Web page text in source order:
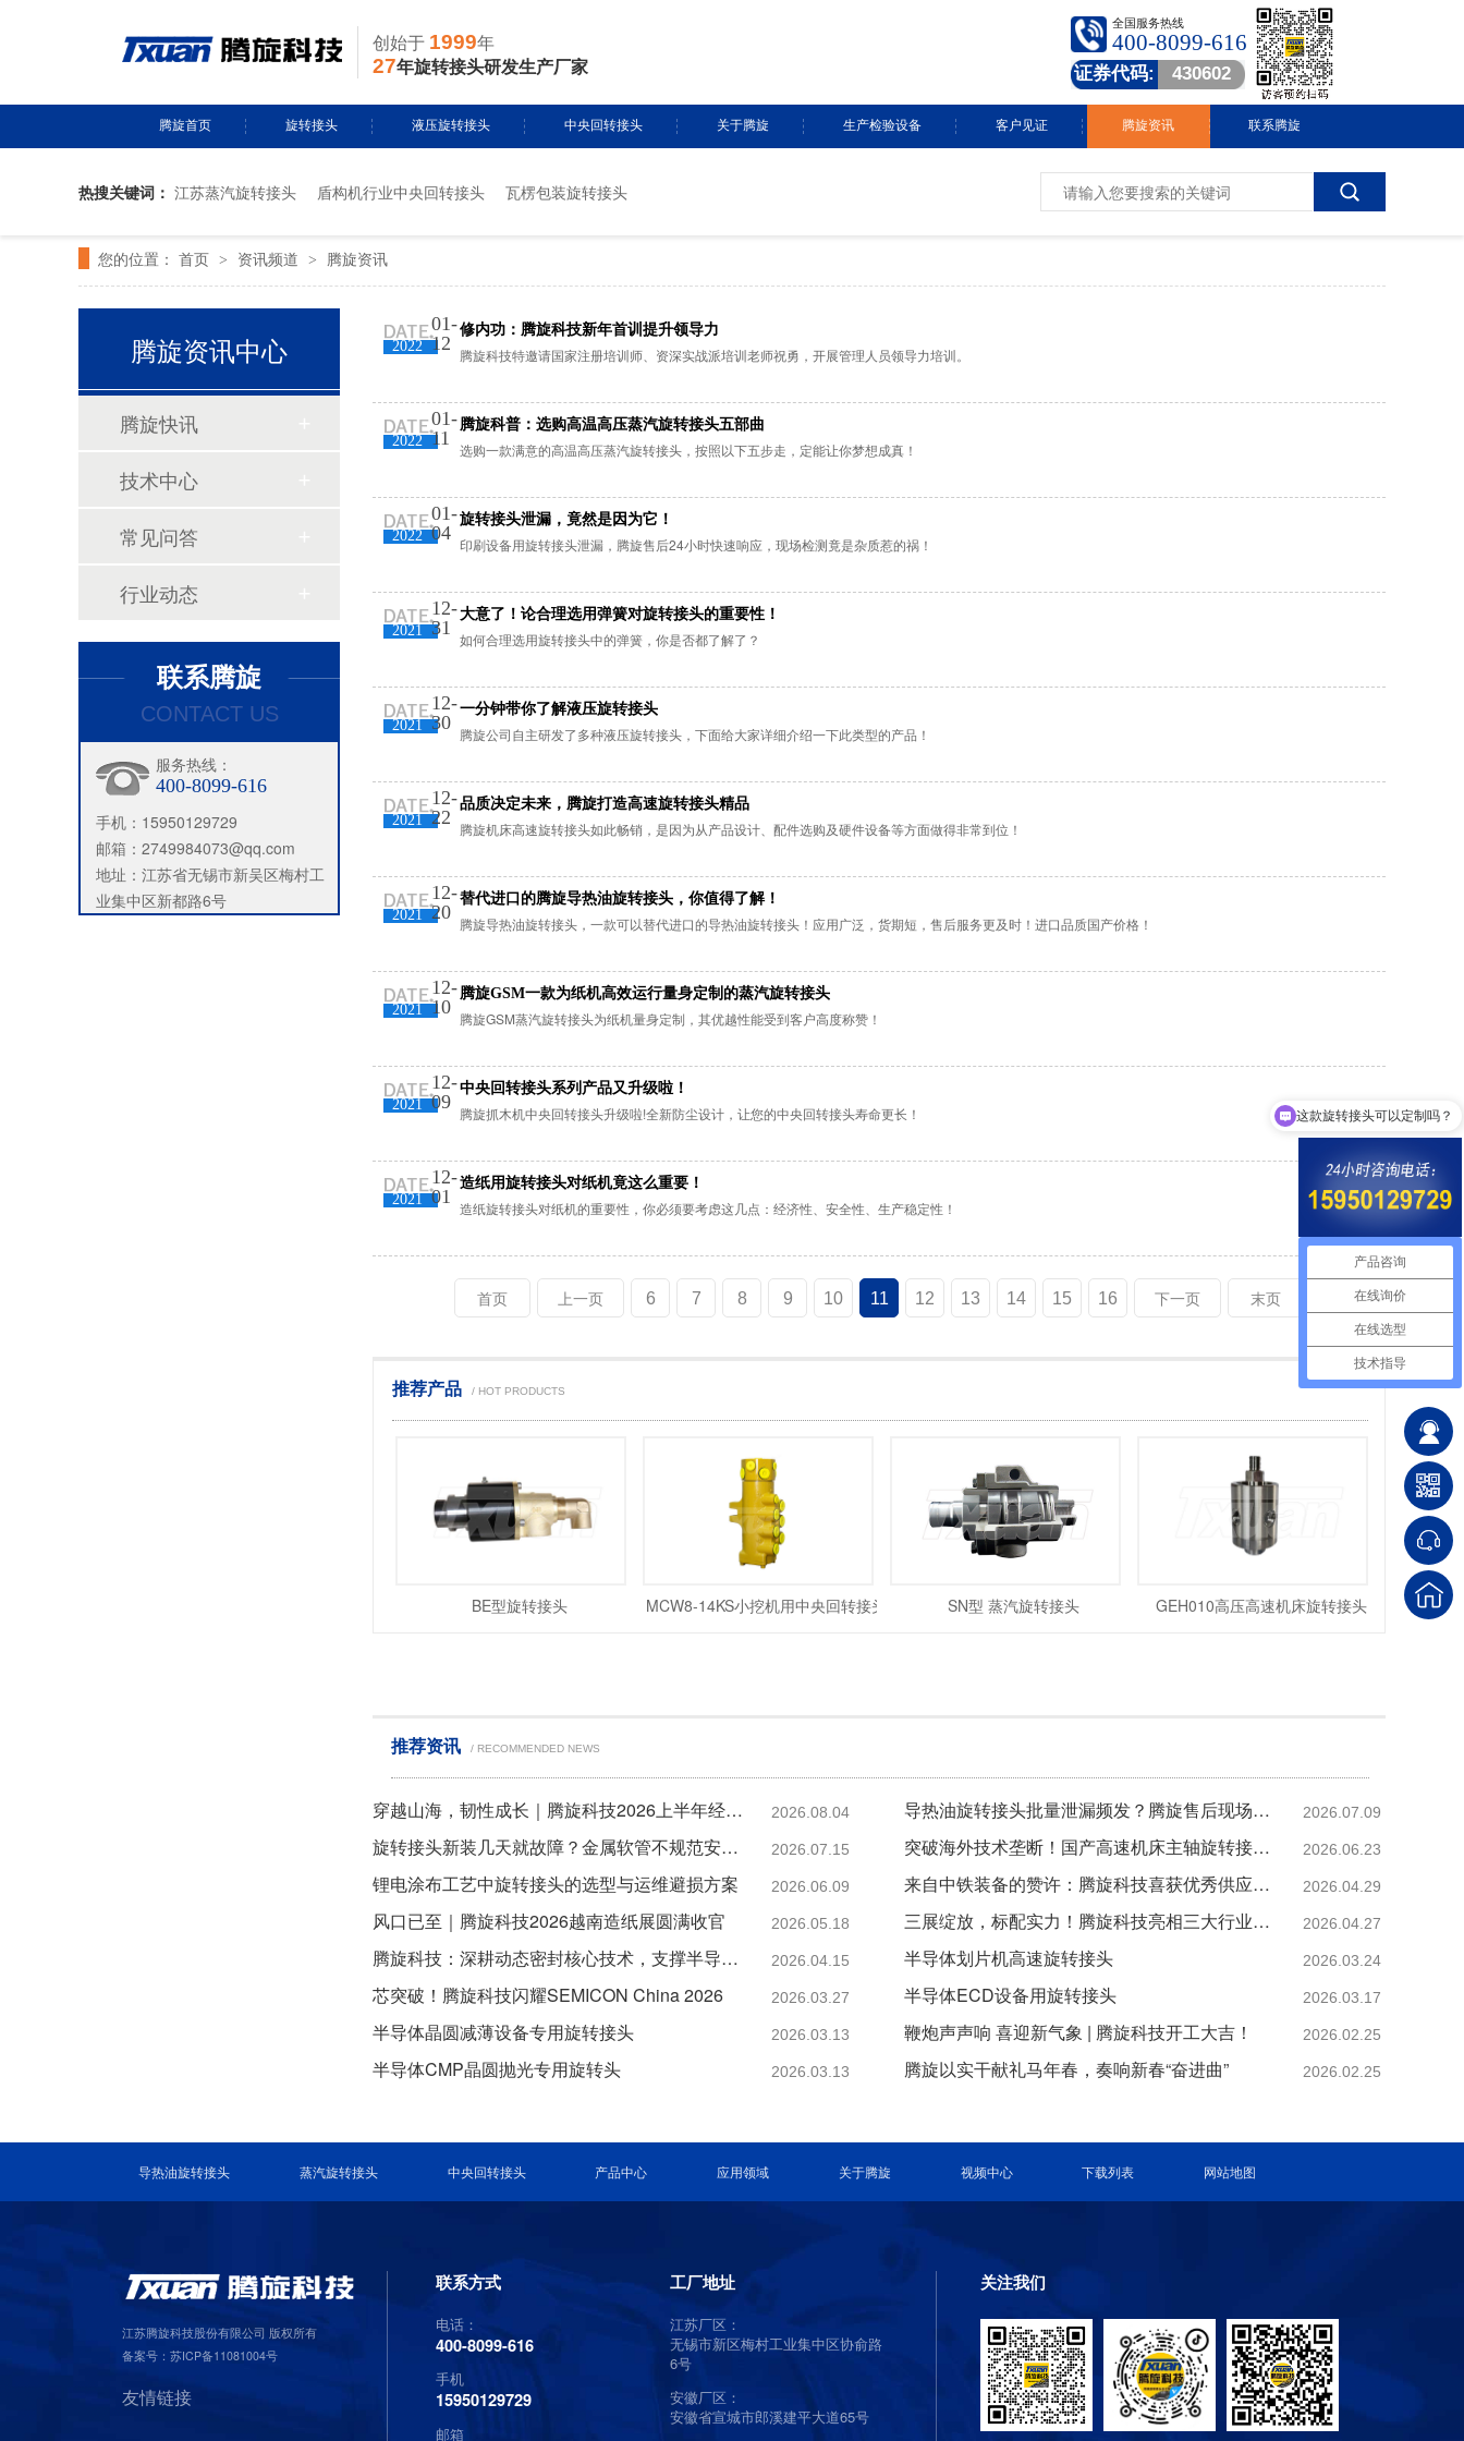
创始于 1999年
27年旋转接头研发生产厂家
全国服务热线
400-8099-616
证券代码: 430602
腾旋首页 旋转接头
水用旋转接头
导热油旋转接头
液压旋转接头
风电液压滑环
多通路旋转接头定制
关节接头
中央回转接头
挖掘机旋转接头
盾构机旋转接头
起重机旋转接头
属具旋转接头
高空作业车旋转接头
关于腾旋 生产检验设备 客户见证 腾旋资讯
腾旋快讯
联系腾旋
热搜关键词： 江苏蒸汽旋转接头 盾构机行业中央回转接头 瓦楞包装旋转接头
您的位置： 首页 > 资讯频道 > 腾旋资讯
2022
01-
12
修内功：腾旋科技新年首训提升领导力
腾旋科技特邀请国家注册培训师、资深实战派培训老师祝勇，开展管理人员领导力培训。
2022
01-
11
腾旋科普：选购高温高压蒸汽旋转接头五部曲
选购一款满意的高温高压蒸汽旋转接头，按照以下五步走，定能让你梦想成真！
2022
01-
04
旋转接头泄漏，竟然是因为它！
印刷设备用旋转接头泄漏，腾旋售后24小时快速响应，现场检测竟是杂质惹的祸！
2021
12-
31
大意了！论合理选用弹簧对旋转接头的重要性！
如何合理选用旋转接头中的弹簧，你是否都了解了？
2021
12-
30
一分钟带你了解液压旋转接头
腾旋公司自主研发了多种液压旋转接头，下面给大家详细介绍一下此类型的产品！
2021
12-
22
品质决定未来，腾旋打造高速旋转接头精品
腾旋机床高速旋转接头如此畅销，是因为从产品设计、配件选购及硬件设备等方面做得非常到位！
2021
12-
20
替代进口的腾旋导热油旋转接头，你值得了解！
腾旋导热油旋转接头，一款可以替代进口的导热油旋转接头！应用广泛，货期短，售后服务更及时！进口品质国产价格！
2021
12-
10
腾旋GSM一款为纸机高效运行量身定制的蒸汽旋转接头
腾旋GSM蒸汽旋转接头为纸机量身定制，其优越性能受到客户高度称赞！
2021
12-
09
中央回转接头系列产品又升级啦！
腾旋抓木机中央回转接头升级啦!全新防尘设计，让您的中央回转接头寿命更长！
2021
12-
01
造纸用旋转接头对纸机竟这么重要！
造纸旋转接头对纸机的重要性，你必须要考虑这几点：经济性、安全性、生产稳定性！
首页 上一页 6 7 8 9 10 11 12 13 14 15 16 下一页 末页
推荐产品 / HOT PRODUCTS
BE型旋转接头 MCW8-14KS小挖机用中央回转接头 SN型 蒸汽旋转接头 GEH010高压高速机床旋转接头
推荐资讯 / RECOMMENDED NEWS
穿越山海，韧性成长｜腾旋科技2026上半年经营分析会顺利召开 2026.08.04
旋转接头新装几天就故障？金属软管不规范安装是主因 2026.07.15
导热油旋转接头批量泄漏频发？腾旋售后现场拆解揭秘两大核心诱因 2026.07.09
突破海外技术垄断！国产高速机床主轴旋转接头36000转高转速自主可控 2026.06.23
锂电涂布工艺中旋转接头的选型与运维避损方案 2026.06.09
风口已至｜腾旋科技2026越南造纸展圆满收官 2026.05.18
来自中铁装备的赞许：腾旋科技喜获优秀供应商奖+质量标杆奖 2026.04.29
三展绽放，标配实力！腾旋科技亮相三大行业盛会 2026.04.27
腾旋科技：深耕动态密封核心技术，支撑半导体装备关键环节 2026.04.15
芯突破！腾旋科技闪耀SEMICON China 2026 2026.03.27
半导体划片机高速旋转接头 2026.03.24
半导体ECD设备用旋转接头 2026.03.17
半导体晶圆减薄设备专用旋转接头 2026.03.13
半导体CMP晶圆抛光专用旋转头 2026.03.13
鞭炮声声响 喜迎新气象 | 腾旋科技开工大吉！ 2026.02.25
腾旋以实干献礼马年春，奏响新春“奋进曲” 2026.02.25
腾旋资讯中心
腾旋快讯
技术中心
常见问答
行业动态
联系腾旋
CONTACT US
服务热线：
400-8099-616
手机：15950129729
邮箱：2749984073@qq.com
地址：江苏省无锡市新吴区梅村工
业集中区新都路6号
导热油旋转接头 蒸汽旋转接头 中央回转接头 产品中心 应用领域 关于腾旋 视频中心 下载列表 网站地图
江苏腾旋科技股份有限公司 版权所有
备案号：苏ICP备11081004号
友情链接
联系方式
电话：
400-8099-616
手机
15950129729
邮箱
工厂地址
江苏厂区：
无锡市新区梅村工业集中区协俞路
6号
安徽厂区：
安徽省宣城市郎溪建平大道65号
关注我们
产品咨询
在线询价
在线选型
技术指导
这款旋转接头可以定制吗？